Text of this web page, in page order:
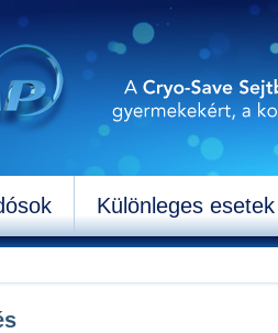
Különleges esetek